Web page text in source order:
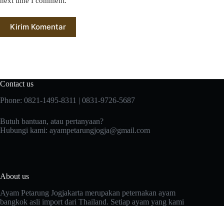
Kirim Komentar
Contact us
Phone: 0821-1495-8311 | 0831-9726-5687
Butuh bantuan, atau pertanyaan?
Hubungi kami: ayampetarungjogja@gmail.com
About us
Ayam Petarung Jogjakarta merupakan peternakan ayam
bangkok asli import dari Thailand. Setiap ayam yang kami